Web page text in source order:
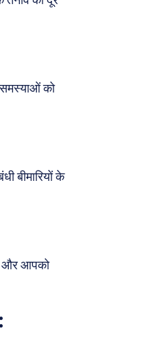
जगत
समस्याओं को
बीमारियों के
और आपको